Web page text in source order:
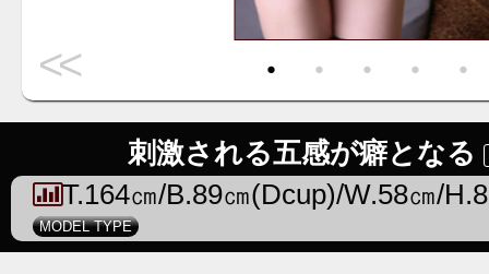
<< ・ ・ ・ ・ ・
刺激される五感が癖となる
T.164㎝/B.89㎝(Dcup)/W.58㎝/
MODEL TYPE